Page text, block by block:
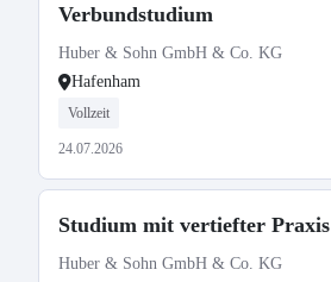
Verbundstudium
Huber & Sohn GmbH & Co. KG
Hafenham
Vollzeit
24.07.2026
Studium mit vertiefter Praxis
Huber & Sohn GmbH & Co. KG